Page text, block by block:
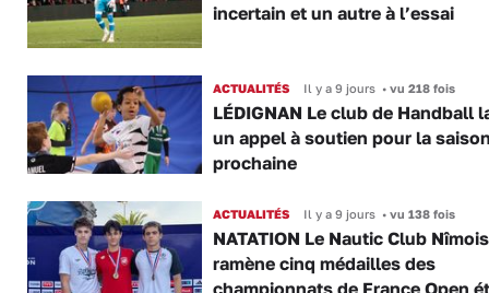
incertain et un autre à l’essai
ACTUALITÉS Il y a 9 jours •vu 218 fois
LÉDIGNAN Le club de Handball
un appel à soutien pour la
prochaine
ACTUALITÉS Il y a 9 jours •vu 138 fois
NATATION Le Nautic Club Nîmois
ramène cinq médailles des
championnats de France Open